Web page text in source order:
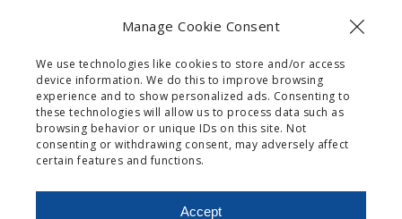
Manage Cookie Consent
We use technologies like cookies to store and/or access
device information. We do this to improve browsing
experience and to show personalized ads. Consenting to
these technologies will allow us to process data such as
browsing behavior or unique IDs on this site. Not
consenting or withdrawing consent, may adversely affect
certain features and functions.
Accept
info@gogomobility.gr
+30 6982903518
0 Palaiokastritsas Street,
Skripero